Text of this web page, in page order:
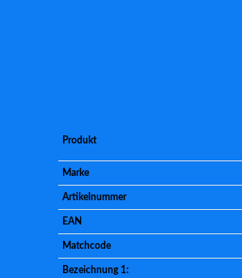
Produkt
Marke
Artikelnummer
EAN
Matchcode
Bezeichnung 1: